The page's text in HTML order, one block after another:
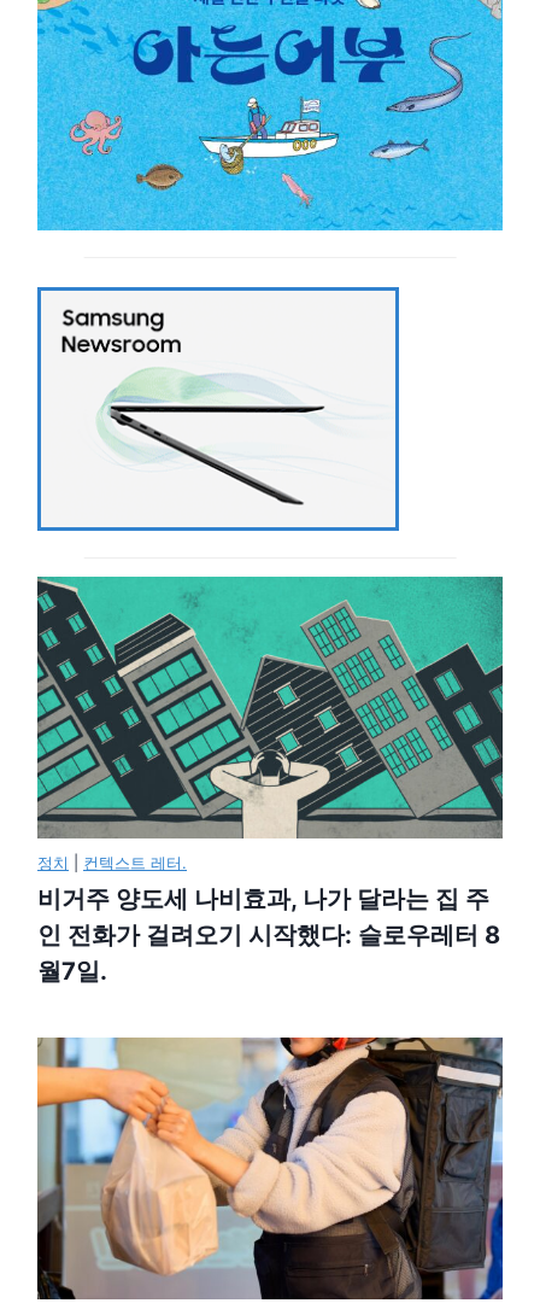
정치 컨텍스트 레터.
비거주 양도세 나비효과, 나가 달라는 집 주
인 전화가 걸려오기 시작했다: 슬로우레터 8
월7일.